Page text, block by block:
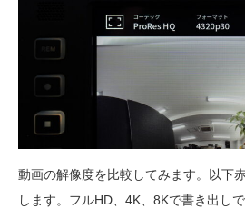
動画の解像度を比較してみます。以下
します。フルHD、4K、8Kで書き出し